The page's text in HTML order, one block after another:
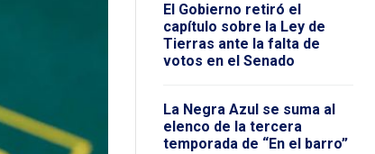
El Gobierno retiró el
capítulo sobre la Ley de
Tierras ante la falta de
votos en el Senado
La Negra Azul se suma al
elenco de la tercera
temporada de “En el barro”